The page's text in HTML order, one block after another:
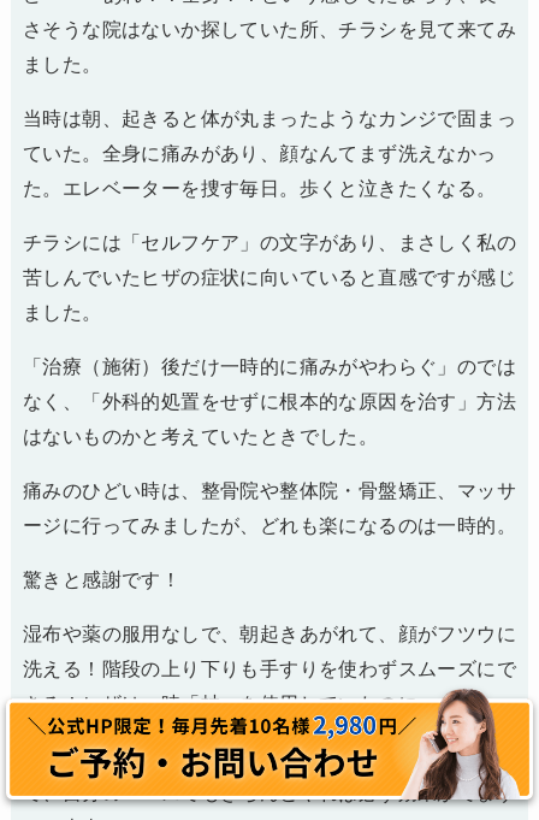
さそうな院はないか探していた所、チラシを見て来てみ
ました。
当時は朝、起きると体が丸まったようなカンジで固まっ
ていた。全身に痛みがあり、顔なんてまず洗えなかっ
た。エレベーターを捜す毎日。歩くと泣きたくなる。
チラシには「セルフケア」の文字があり、まさしく私の
苦しんでいたヒザの症状に向いていると直感ですが感じ
ました。
「治療（施術）後だけ一時的に痛みがやわらぐ」のでは
なく、「外科的処置をせずに根本的な原因を治す」方法
はないものかと考えていたときでした。
痛みのひどい時は、整骨院や整体院・骨盤矯正、マッサ
ージに行ってみましたが、どれも楽になるのは一時的。
驚きと感謝です！
湿布や薬の服用なしで、朝起きあがれて、顔がフツウに
洗える！階段の上り下りも手すりを使わずスムーズにで
きる！ヒザは一時「杖」を使用していたのに。
痛みのある箇所を相談すると対応策を教えてくださっ
て、自分のペースでもきちんとやれば必ず効果がでます